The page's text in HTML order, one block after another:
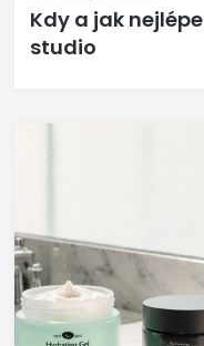
Kdy a jak
studio